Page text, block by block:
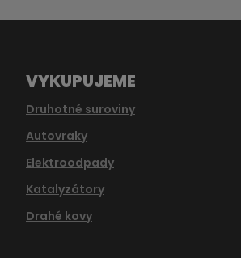
VYKUPUJEME
Druhotné suroviny
Autovraky
Elektroodpady
Katalyzátory
Drahé kovy